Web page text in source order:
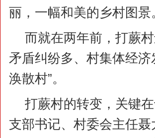
丽，一幅和美的乡村图景
而就在两年前，打蕨
矛盾纠纷多、村集体经
涣散村”。
打蕨村的转变，关键
支部书记、村委会主任